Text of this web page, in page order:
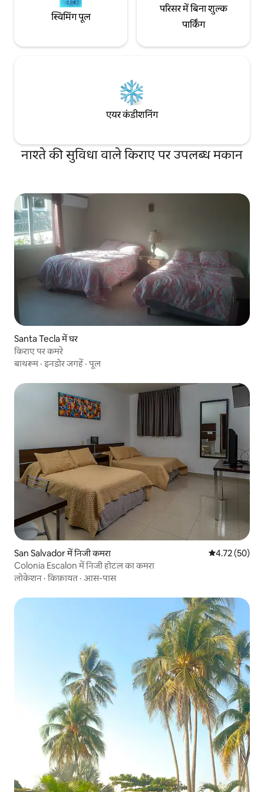
स्विमिंग पूल
परिसर में बिना शुल्क
पार्किंग
एयर कंडीशनिंग
नाश्ते की सुविधा वाले किराए पर उपलब्ध मकान
Santa Tecla में घर
किराए पर कमरे
बाथरूम·इनडोर जगहें ·पूल
San Salvador में निजी कमरा औसत रेटिंग 5 में
4.72 (50)
Colonia Escalon में निजी होटल का कमरा
लोकेशन ·किफ़ायत · आस-पास